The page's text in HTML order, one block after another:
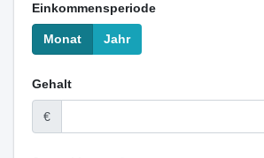
Einkommensperiode
Monat Jahr
Gehalt
€